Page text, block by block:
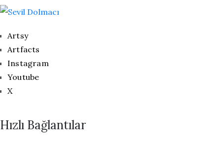
Artsy
Artfacts
Instagram
Youtube
X
Hızlı Bağlantılar